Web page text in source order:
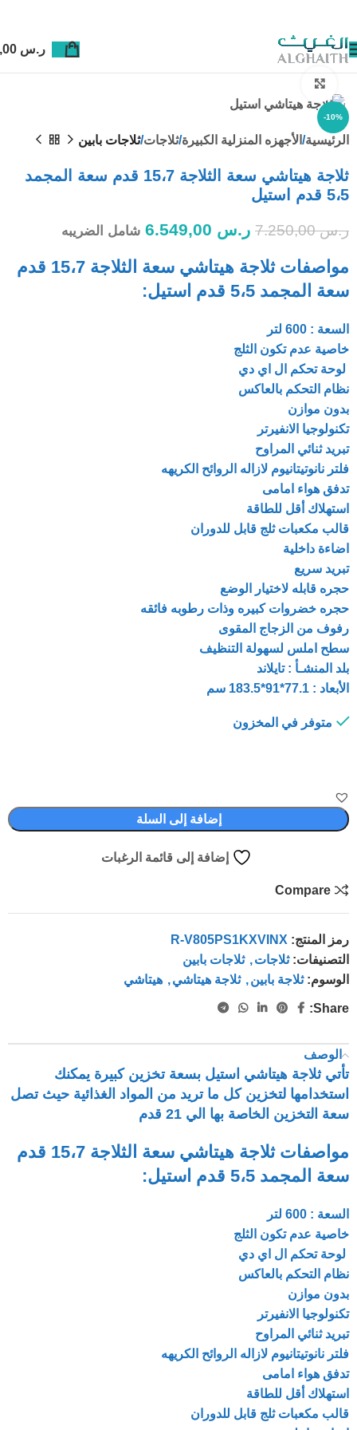
ر.س
-10%
الرئيسية الأجهزه المنزلية الكبيرة ثلاجات ثلاجات بابين
ثلاجة هيتاشي سعة الثلاجة 15،7 قدم سعة المجمد
5،5 قدم استيل
ر.س7.250,00 ر.س شامل الضريبه
مواصفات ثلاجة هيتاشي سعة الثلاجة 15،7 قدم
سعة المجمد 5،5 قدم استيل:
السعة : 600 لتر
خاصية عدم تكون الثلج
لوحة تحكم ال اي دي
نظام التحكم بالعاكس
بدون موازن
تكنولوجيا الانفيرتر
تبريد ثنائي المراوح
فلتر نانوتيتانيوم لازاله الروائح الكريهه
تدفق هواء امامى
استهلاك أقل للطاقة
قالب مكعبات ثلج قابل للدوران
اضاءة داخلية
تبريد سريع
حجره قابله لاختيار الوضع
حجره خضروات كبيره وذات رطوبه فائقه
رفوف من الزجاج المقوى
سطح املس لسهولة التنظيف
بلد المنشـأ : تايلاند
الأبعاد : 77.1*91*183.5 سم
متوفر في المخزون
إضافة إلى السلة
إضافة إلى قائمة الرغبات
Compare
رمز المنتج: R-V805PS1KXVINX
التصنيفات: ثلاجات, ثلاجات بابين
الوسوم: ثلاجة بابين, ثلاجة هيتاشي, هيتاشي
Share:
الوصف
تأتي ثلاجة هيتاشي استيل بسعة تخزين كبيرة يمكنك
استخدامها لتخزين كل ما تريد من المواد الغذائية حيث تصل
سعة التخزين الخاصة بها الي 21 قدم
مواصفات ثلاجة هيتاشي سعة الثلاجة 15،7 قدم
سعة المجمد 5،5 قدم استيل:
السعة : 600 لتر
خاصية عدم تكون الثلج
لوحة تحكم ال اي دي
نظام التحكم بالعاكس
بدون موازن
تكنولوجيا الانفيرتر
تبريد ثنائي المراوح
فلتر نانوتيتانيوم لازاله الروائح الكريهه
تدفق هواء امامى
استهلاك أقل للطاقة
قالب مكعبات ثلج قابل للدوران